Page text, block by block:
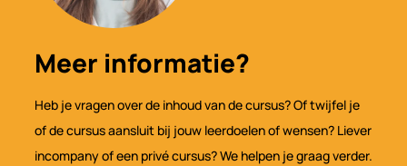
Meer informatie?
Heb je vragen over de inhoud van de cursus? Of twijfel je
of de cursus aansluit bij jouw leerdoelen of wensen? Liever
incompany of een privé cursus? We helpen je graag verder.